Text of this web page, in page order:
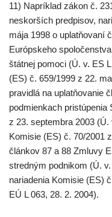
11) Napríklad zákon č.
neskorších predpisov,
mája 1998 o uplatňovaní
Európskeho
štátnej pomoci (Ú. v. ES
(ES) č. 659/1999 z 22.
pravidlá na uplatňovanie
podmienkach pristúpenia
z 23. septembra 2003 (Ú.
Komisie (ES) č. 70/2001
článkov 87 a 88 Zmluvy
stredným podnikom (Ú.
nariadenia Komisie (ES)
EÚ L 063, 28. 2. 2004).